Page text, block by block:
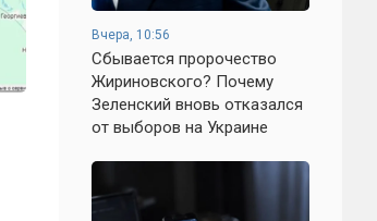
Вчера, 10:56
Сбывается пророчество
Жириновского? Почему
Зеленский вновь отказался
от выборов на Украине